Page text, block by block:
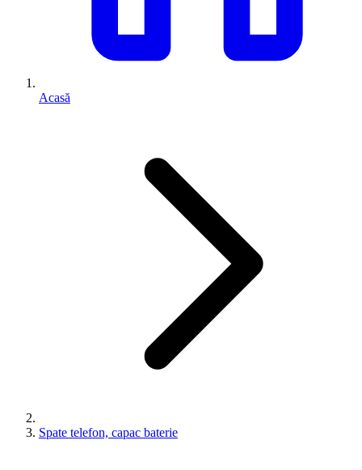
Acasă
Spate telefon, capac baterie